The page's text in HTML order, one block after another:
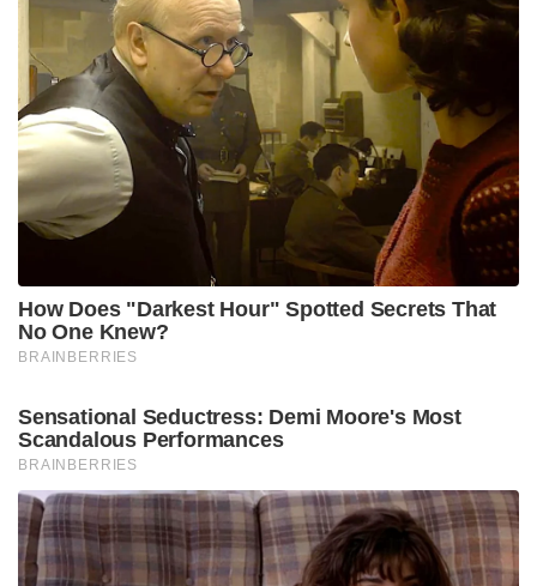
ദേശീയ ചിഹ്നങ്ങളെ അപമാനിക്കുന്നവർക്ക് ഇന്ത്യയിൽ
ജീവിക്കാൻ അർഹതയില്ലെന്ന് യോഗി ആദിത്യനാഥ്:
ലഖ്‌നൗവിൽ തിരംഗ യാത്രയ്ക്ക് തുടക്കം
‘ഭക്ഷണം കഴിച്ചതിന് പിന്നാലെ മരണം;
പാകിസ്താനിൽ ലഷ്കർ കമാൻഡർ കൊല്ലപ്പെട്ടു!’:
അജ്ഞാത തോക്കുധാരികളുടെ പേടിസ്വപ്നത്തിൽ
ഭീകരർ
ഏപ്രിൽ 1 മുതൽ നികുതിദായകന് രണ്ട് വീടുകളിൽ
താമസിക്കുന്നതായി അവകാശപ്പെടാം. അതിന്
യാതൊരു നികുതിയും നൽകേണ്ടതില്ല എന്ന
സാമ്പത്തിക മെച്ചവുമുണ്ട്. ഒരു വ്യക്തിക്ക് മൂന്ന്
വീടുകളിൽ താമസിക്കുന്നതായി അവകാശപ്പെടാം.
മൂന്നാമത്തെ വീടിന് ലഭിക്കുന്ന വരുമാനത്തിന്റെ
വരുമാനത്തിനുളള ആദായനികുതിയും സ്രോതസിൽ
തന്നെ നികുതി കിഴിവ് ചെയ്യുന്നതിനുളള പരിധിയും
നിലവിലുളള 2.40 ലക്ഷം രൂപയിൽ നിന്ന് 6 ലക്ഷം